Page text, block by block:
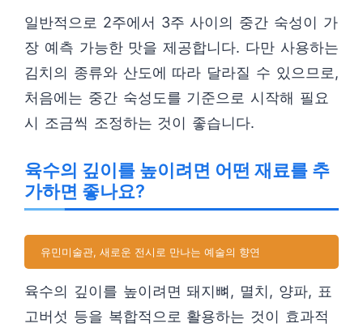
일반적으로 2주에서 3주 사이의 중간 숙성이 가
장 예측 가능한 맛을 제공합니다. 다만 사용하는
김치의 종류와 산도에 따라 달라질 수 있으므로,
처음에는 중간 숙성도를 기준으로 시작해 필요
시 조금씩 조정하는 것이 좋습니다.
육수의 깊이를 높이려면 어떤 재료를 추
가하면 좋나요?
유민미술관, 새로운 전시로 만나는 예술의 향연
육수의 깊이를 높이려면 돼지뼈, 멸치, 양파, 표
고버섯 등을 복합적으로 활용하는 것이 효과적